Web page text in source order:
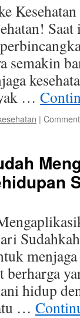
semakin
…
|
berharga
hidup
…